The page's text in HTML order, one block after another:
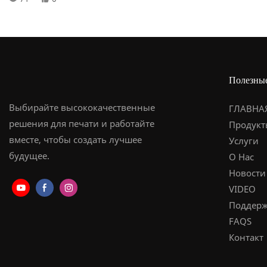
в которых они обычно используются. Узнайте, как эта
больше о хрустальных ярлыках и их сценариях применения.
Выбирайте высококачественные
решения для печати и работайте
вместе, чтобы создать лучшее
будущее.
Услуги
О Нас
Новости
VIDEO
FAQS
Контакт